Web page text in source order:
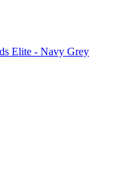
Elite - Navy Grey